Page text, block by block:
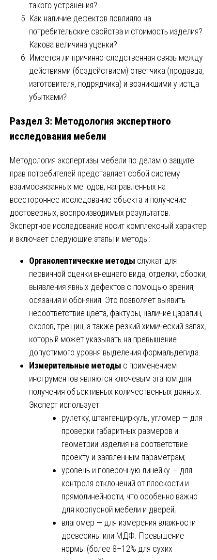
такого устранения?
Как наличие дефектов повлияло на
потребительские свойства и стоимость изделия?
Какова величина уценки?
Имеется ли причинно-следственная связь между
действиями (бездействием) ответчика (продавца,
изготовителя, подрядчика) и возникшими у истца
убытками?
Раздел 3: Методология экспертного
исследования мебели
Методология экспертизы мебели по делам о защите
прав потребителей представляет собой систему
взаимосвязанных методов, направленных на
всестороннее исследование объекта и получение
достоверных, воспроизводимых результатов.
Экспертное исследование носит комплексный характер
и включает следующие этапы и методы:
Органолептические методы служат для
первичной оценки внешнего вида, отделки, сборки,
выявления явных дефектов с помощью зрения,
осязания и обоняния. Это позволяет выявить
несоответствие цвета, фактуры, наличие царапин,
сколов, трещин, а также резкий химический запах,
который может указывать на превышение
допустимого уровня выделения формальдегида.
Измерительные методы с применением
инструментов являются ключевым этапом для
получения объективных количественных данных.
Эксперт использует:
рулетку, штангенциркуль, угломер — для
проверки габаритных размеров и
геометрии изделия на соответствие
проекту и заявленным параметрам;
уровень и поверочную линейку — для
контроля отклонений от плоскости и
прямолинейности, что особенно важно
для корпусной мебели и дверей;
влагомер — для измерения влажности
древесины или МДФ. Превышение
нормы (более 8–12% для сухих